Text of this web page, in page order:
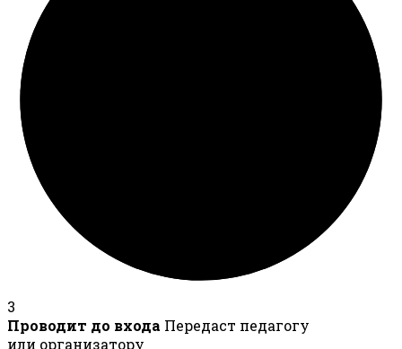
3
Проводит до входа Передаст педагогу
или организатору